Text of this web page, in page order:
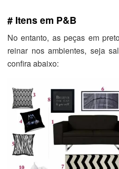
# Itens em P&B
No entanto, as peças em
reinar nos ambientes, seja
confira abaixo: